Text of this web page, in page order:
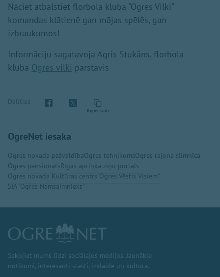
Nāciet atbalstiet florbola kluba "Ogres Vilki"
komandas klātienē gan mājas spēlēs, gan
izbraukumos!
Informāciju sagatavoja Agris Stukāns, florbola
kluba Ogres vilki pārstāvis
Dalīties
Kopēt saiti
OgreNet iesaka
Ogres novada pašvaldībaOgres tehnikumsOgres rajona slimnīca
Ogres pansionātsRīgas apriņķa ziņu portāls
Ogres novada Kultūras centrs"Ogres Vēstis Visiem"
SIA "Ogres Namsaimnieks"
Sekojiet mums līdzi sociālajos medijos. Jaunākie
notikumi, interesanti stāsti, izklaide un kultūra.